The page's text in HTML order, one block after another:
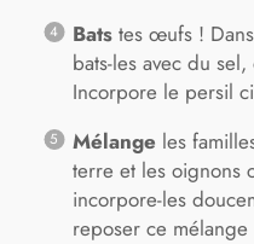
Batstes œufs !
bats-les avec du
Incorpore le persil
Mélange les
terre et les oignons
incorpore-les
reposer ce